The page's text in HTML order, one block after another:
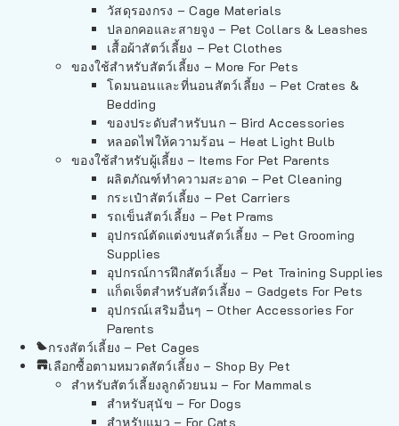
วัสดุรองกรง – Cage Materials
ปลอกคอและสายจูง – Pet Collars & Leashes
เสื้อผ้าสัตว์เลี้ยง – Pet Clothes
ของใช้สำหรับสัตว์เลี้ยง – More For Pets
โดมนอนและที่นอนสัตว์เลี้ยง – Pet Crates &
Bedding
ของประดับสำหรับนก – Bird Accessories
หลอดไฟให้ความร้อน – Heat Light Bulb
ของใช้สำหรับผู้เลี้ยง – Items For Pet Parents
ผลิตภัณฑ์ทำความสะอาด – Pet Cleaning
กระเป๋าสัตว์เลี้ยง – Pet Carriers
รถเข็นสัตว์เลี้ยง – Pet Prams
อุปกรณ์ตัดแต่งขนสัตว์เลี้ยง – Pet Grooming
Supplies
อุปกรณ์การฝึกสัตว์เลี้ยง – Pet Training Supplies
แก็ดเจ็ตสำหรับสัตว์เลี้ยง – Gadgets For Pets
อุปกรณ์เสริมอื่นๆ – Other Accessories For
Parents
กรงสัตว์เลี้ยง – Pet Cages
เลือกซื้อตามหมวดสัตว์เลี้ยง – Shop By Pet
สำหรับสัตว์เลี้ยงลูกด้วยนม – For Mammals
สำหรับสุนัข – For Dogs
สำหรับแมว – For Cats